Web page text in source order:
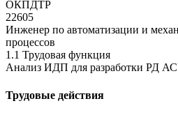
ОКПДТР
22605
Инженер по автоматизации и
процессов
1.1 Трудовая функция
Анализ ИДП для разработки РД
Трудовые действия